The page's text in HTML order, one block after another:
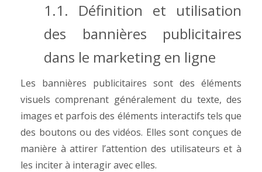
1.1. Définition et utilisation
des bannières publicitaires
dans le marketing en ligne
Les bannières publicitaires sont des éléments
visuels comprenant généralement du texte, des
images et parfois des éléments interactifs tels que
des boutons ou des vidéos. Elles sont conçues de
manière à attirer l’attention des utilisateurs et à
les inciter à interagir avec elles.